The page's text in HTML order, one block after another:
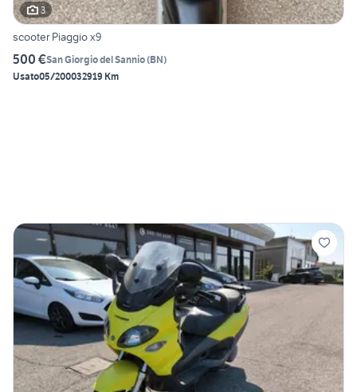
3
scooter Piaggio x9
500 €San Giorgio del Sannio(BN)
Usato05/200032919 Km